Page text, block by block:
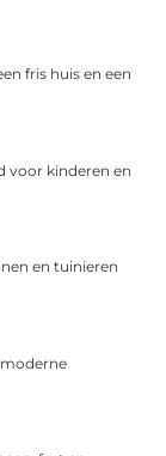
fris huis en een
voor kinderen en
en tuinieren